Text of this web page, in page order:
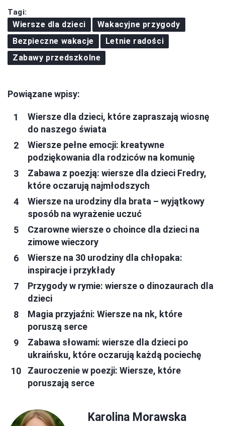
Tagi:
Wiersze dla dzieci
Wakacyjne przygody
Bezpieczne wakacje
Letnie radości
Zabawy przedszkolne
Powiązane wpisy:
Wiersze dla dzieci, które zapraszają wiosnę
do naszego świata
Wiersze pełne emocji: kreatywne
podziękowania dla rodziców na komunię
Zabawa z poezją: wiersze dla dzieci Fredry,
które oczarują najmłodszych
Wiersze na urodziny dla brata – wyjątkowy
sposób na wyrażenie uczuć
Czarowne wiersze o choince dla dzieci na
zimowe wieczory
Wiersze na 30 urodziny dla chłopaka:
inspiracje i przykłady
Przygody w rymie: wiersze o dinozaurach dla
dzieci
Magia przyjaźni: Wiersze na nk, które
poruszą serce
Zabawa słowami: wiersze dla dzieci po
ukraińsku, które oczarują każdą pociechę
Zauroczenie w poezji: Wiersze, które
poruszają serce
Karolina Morawska